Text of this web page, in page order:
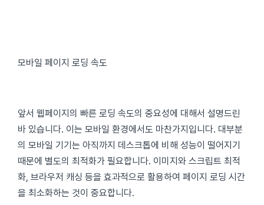
모바일 페이지 로딩 속도
앞서 웹페이지의 빠른 로딩 속도의 중요성에 대해서 설명드린
바 있습니다. 이는 모바일 환경에서도 마찬가지입니다. 대부분
의 모바일 기기는 아직까지 데스크톱에 비해 성능이 떨어지기
때문에 별도의 최적화가 필요합니다. 이미지와 스크립트 최적
화, 브라우저 캐싱 등을 효과적으로 활용하여 페이지 로딩 시간
을 최소화하는 것이 중요합니다.